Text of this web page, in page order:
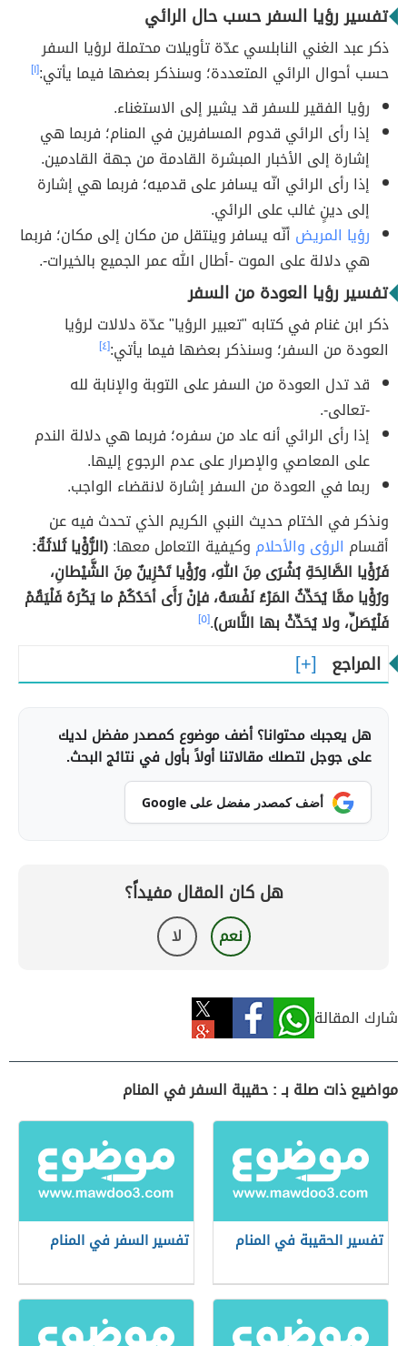
تفسير رؤيا السفر حسب حال الرائي
ذكر عبد الغني النابلسي عدّة تأويلات محتملة لرؤيا السفر
حسب أحوال الرائي المتعددة؛ وسنذكر بعضها فيما يأتي:[١]
رؤيا الفقير للسفر قد يشير إلى الاستغناء.
إذا رأى الرائي قدوم المسافرين في المنام؛ فربما هي
إشارة إلى الأخبار المبشرة القادمة من جهة القادمين.
إذا رأى الرائي انّه يسافر على قدميه؛ فربما هي إشارة
إلى دينٍ غالب على الرائي.
رؤيا المريض أنّه يسافر وينتقل من مكان إلى مكان؛ فربما
هي دلالة على الموت -أطال الله عمر الجميع بالخيرات-.
تفسير رؤيا العودة من السفر
ذكر ابن غنام في كتابه "تعبير الرؤيا" عدّة دلالات لرؤيا
العودة من السفر؛ وسنذكر بعضها فيما يأتي:[٤]
قد تدل العودة من السفر على التوبة والإنابة لله
-تعالى-.
إذا رأى الرائي أنه عاد من سفره؛ فربما هي دلالة الندم
على المعاصي والإصرار على عدم الرجوع إليها.
ربما في العودة من السفر إشارة لانقضاء الواجب.
ونذكر في الختام حديث النبي الكريم الذي تحدث فيه عن
أقسام الرؤى والأحلام وكيفية التعامل معها:(الرُّؤْيا ثَلاثَةٌ:
فَرُؤْيا الصَّالِحَةِ بُشْرَى مِنَ اللهِ، ورُؤْيا تَحْزِينٌ مِنَ الشَّيْطانِ،
ورُؤْيا ممَّا يُحَدِّثُ المَرْءُ نَفْسَهُ، فإنْ رَأَى أحَدُكُمْ ما يَكْرَهُ فَلْيَقُمْ
فَلْيُصَلِّ، ولا يُحَدِّثْ بها النَّاسَ).[٥]
المراجع
هل يعجبك محتوانا؟ أضف موضوع كمصدر مفضل لديك
على جوجل لتصلك مقالاتنا أولاً بأول في نتائج البحث.
أضف كمصدر مفضل على Google
هل كان المقال مفيداً؟
نعم لا
شارك المقالة
مواضيع ذات صلة بـ : حقيبة السفر في المنام
تفسير الحقيبة في المنام تفسير السفر في المنام